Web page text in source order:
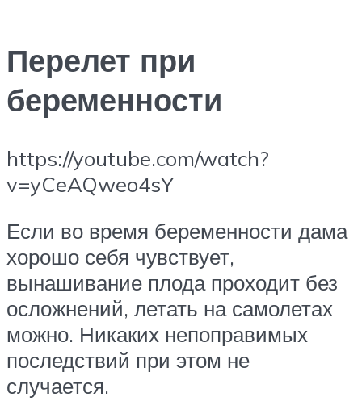
Перелет при
беременности
https://youtube.com/watch?
v=yCeAQweo4sY
Если во время беременности дама
хорошо себя чувствует,
вынашивание плода проходит без
осложнений, летать на самолетах
можно. Никаких непоправимых
последствий при этом не
случается.